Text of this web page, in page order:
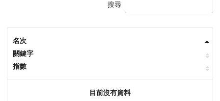
搜尋
名次
關鍵字
指數
目前沒有資料